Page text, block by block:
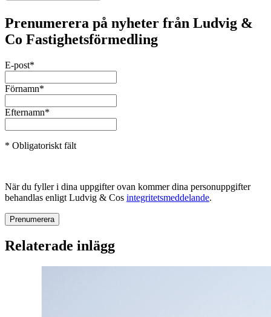
Prenumerera på nyheter från Ludvig &
Co Fastighetsförmedling
E-post*
Förnamn*
Efternamn*
* Obligatoriskt fält
När du fyller i dina uppgifter ovan kommer dina personuppgifter
behandlas enligt Ludvig & Cos integritetsmeddelande.
Relaterade inlägg